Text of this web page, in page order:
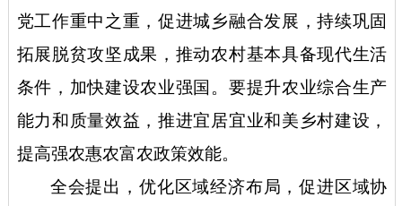
党工作重中之重，促进城乡融合发展，持续巩固
拓展脱贫攻坚成果，推动农村基本具备现代生活
条件，加快建设农业强国。要提升农业综合生产
能力和质量效益，推进宜居宜业和美乡村建设，
提高强农惠农富农政策效能。
全会提出，优化区域经济布局，促进区域协